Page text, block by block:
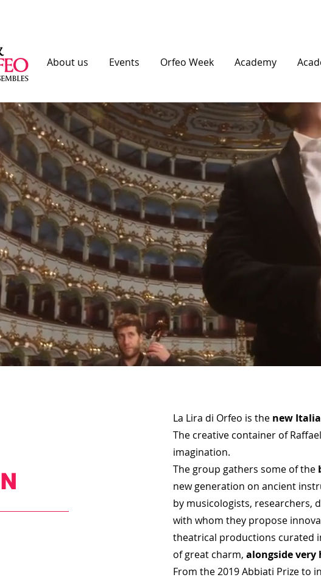
About us Events Orfeo Week Academy
La Lira di Orfeo is the new
The creative container of
imagination.
The group gathers some of the
new generation on ancient
by musicologists, researchers,
with whom they propose
theatrical productions curated
of great charm, alongsidevery
From the 2019 Abbiati Prize to